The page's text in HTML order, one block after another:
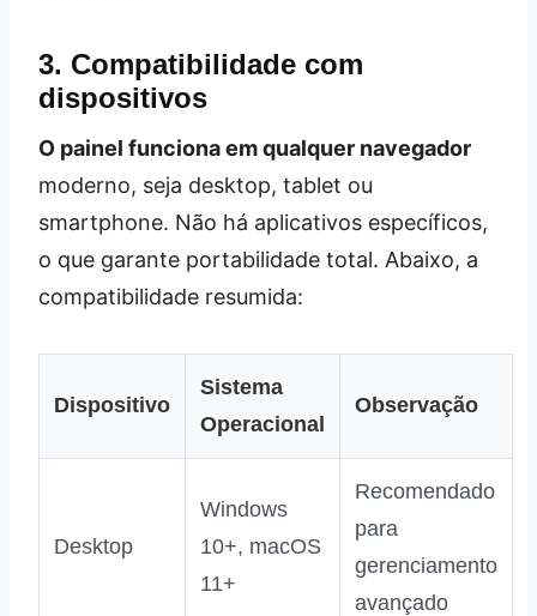
3. Compatibilidade com
dispositivos
O painel funciona em qualquer navegador
moderno, seja desktop, tablet ou
smartphone. Não há aplicativos específicos,
o que garante portabilidade total. Abaixo, a
compatibilidade resumida:
Dispositivo
Sistema
Operacional
Observação
Desktop
Windows
10+, macOS
11+
Recomendado
para
gerenciamento
avançado